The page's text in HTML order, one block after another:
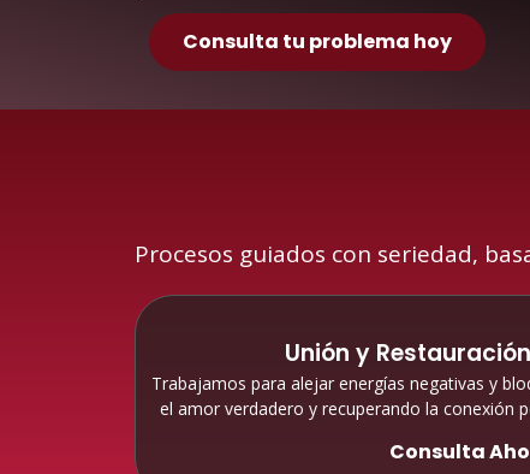
Consulta tu problema hoy
Procesos guiados con seriedad,
Unión y
Trabajamos para alejar energías negativas y
el amor verdadero y recuperando la conexión
Consulta